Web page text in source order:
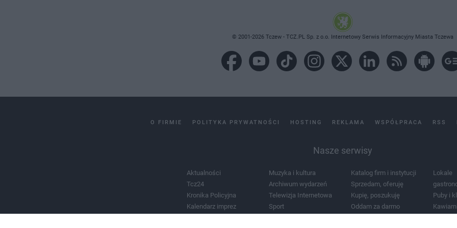
© 2001-2026 Tczew - TCZ.PL Sp. z o.o. Internetowy Serwis Informacyjny Miasta Tczewa
O FIRMIE POLITYKA PRYWATNOŚCI HOSTING REKLAMA WSPÓŁPRACA RSS
Nasze serwisy
Aktualności
Tcz24
Kronika Policyjna
Kalendarz imprez
Muzyka i kultura
Archiwum wydarzeń
Telewizja Internetowa
Sport
Katalog firm i instytucji
Sprzedam, oferuję
Kupię, poszukuję
Oddam za darmo
Lokale
Puby i